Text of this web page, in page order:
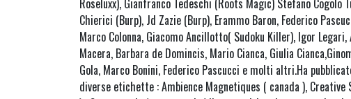
Chierici (Burp), Jd Zazie (Burp), Erammo Baron, Federico
Marco Colonna, Giacomo Ancillotto( Sudoku Killer), Igor Legari,
Macera, Barbara de Domincis, Mario Cianca, Giulia
Gola, Marco Bonini, Federico Pascucci e molti altri.Ha
diverse etichette : Ambience Magnetiques ( canada ),